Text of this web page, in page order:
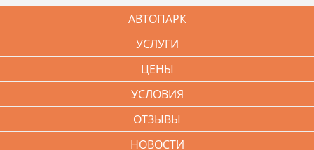
АВТОПАРК
УСЛУГИ
ЦЕНЫ
УСЛОВИЯ
ОТЗЫВЫ
НОВОСТИ